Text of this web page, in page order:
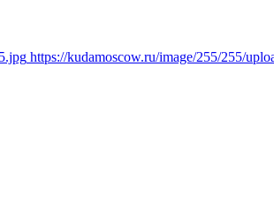
https://kudamoscow.ru/image/255/255/